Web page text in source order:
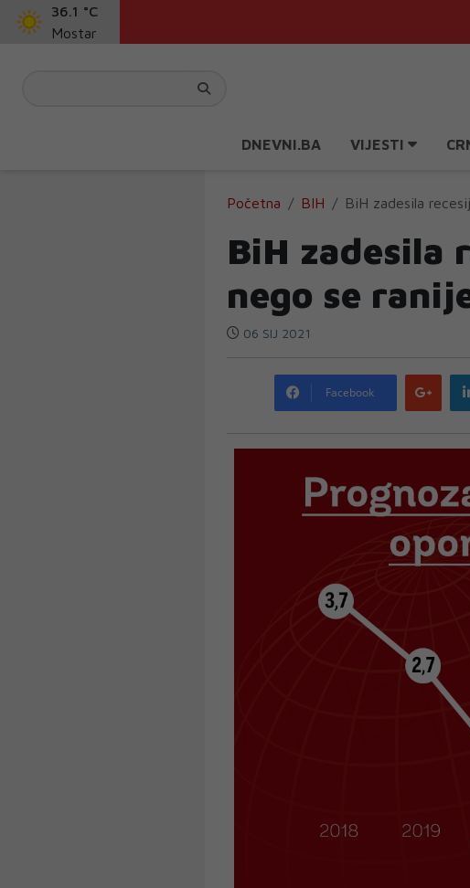
36.1 °C
Mostar
DNEVNI.BA VIJESTI
Početna BIH BiH zadesila
BiH zadesila
nego se
06 SIJ 2021
Facebook
plus